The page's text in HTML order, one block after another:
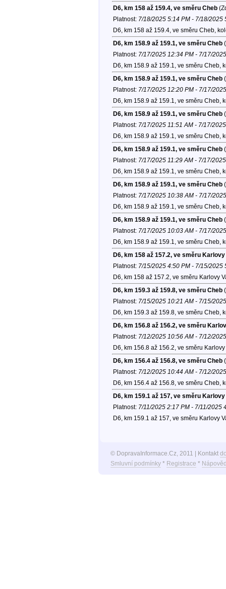
D6, km 158 až 159.4, ve směru Cheb
Platnost: 7/18/2025 5:14 PM - 7/18/2025
D6, km 158 až 159.4, ve směru Cheb,
D6, km 158.9 až 159.1, ve směru Cheb
Platnost: 7/17/2025 12:34 PM - 7/17/
D6, km 158.9 až 159.1, ve směru Cheb,
D6, km 158.9 až 159.1, ve směru Cheb
Platnost: 7/17/2025 12:20 PM - 7/17/
D6, km 158.9 až 159.1, ve směru Cheb,
D6, km 158.9 až 159.1, ve směru Cheb
Platnost: 7/17/2025 11:51 AM - 7/17/
D6, km 158.9 až 159.1, ve směru Cheb,
D6, km 158.9 až 159.1, ve směru Cheb
Platnost: 7/17/2025 11:29 AM - 7/17/
D6, km 158.9 až 159.1, ve směru Cheb,
D6, km 158.9 až 159.1, ve směru Cheb
Platnost: 7/17/2025 10:38 AM - 7/17/
D6, km 158.9 až 159.1, ve směru Cheb,
D6, km 158.9 až 159.1, ve směru Cheb
Platnost: 7/17/2025 10:03 AM - 7/17/
D6, km 158.9 až 159.1, ve směru Cheb,
D6, km 158 až 157.2, ve směru Karlovy
Platnost: 7/15/2025 4:50 PM - 7/15/2025
D6, km 158 až 157.2, ve směru Karlovy
D6, km 159.3 až 159.8, ve směru Cheb
Platnost: 7/15/2025 10:21 AM - 7/15/
D6, km 159.3 až 159.8, ve směru Cheb,
D6, km 156.8 až 156.2, ve směru
Platnost: 7/12/2025 10:56 AM - 7/12/
D6, km 156.8 až 156.2, ve směru
D6, km 156.4 až 156.8, ve směru Cheb
Platnost: 7/12/2025 10:44 AM - 7/12/
D6, km 156.4 až 156.8, ve směru Cheb,
D6, km 159.1 až 157, ve směru Karlovy
Platnost: 7/11/2025 2:17 PM - 7/11/2025
D6, km 159.1 až 157, ve směru Karlovy
© DopravaInformace.Cz, 2011 | Kontakt
Smluvní podmínky* Registrace *